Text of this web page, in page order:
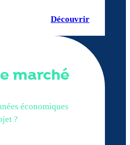
Découvrir
marché
économiques
?